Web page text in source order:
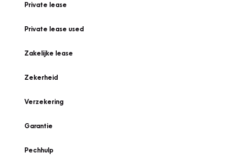
Private lease
Private lease used
Zakelijke lease
Zekerheid
Verzekering
Garantie
Pechhulp